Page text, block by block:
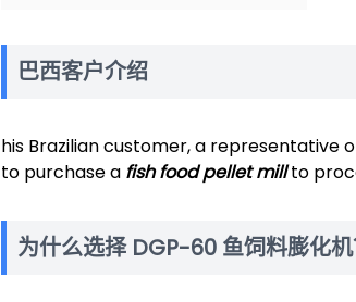
巴西客户介绍
his Brazilian customer, a representative
to purchase a fish food pellet millto
为什么选择 DGP-60 鱼饲料膨化机